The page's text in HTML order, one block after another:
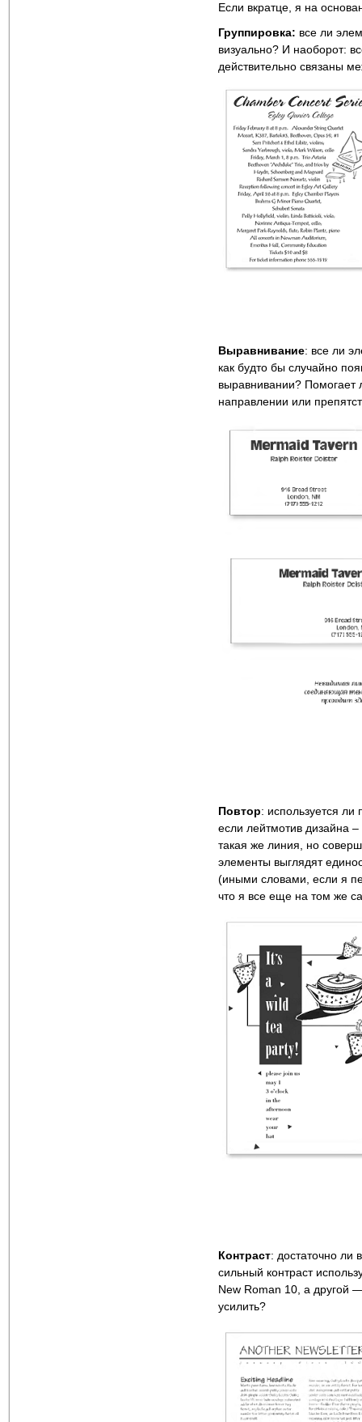
Если вкратце, я на
Группировка: все ли
визуально? И наоборот:
действительно связаны
Выравнивание: все ли
как будто бы случайно
выравнивании? Помогает
направлении или
Повтор: используется
если лейтмотив дизайна
такая же линия, но
элементы выглядят
(иными словами, если я
что я все еще на том же
Контраст: достаточно ли
сильный контраст
New Roman 10, а другой
усилить?